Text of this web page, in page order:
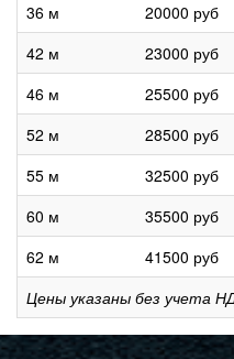
36 м
20000 руб
42 м
23000 руб
46 м
25500 руб
52 м
28500 руб
55 м
32500 руб
60 м
35500 руб
62 м
41500 руб
Цены указаны без учета